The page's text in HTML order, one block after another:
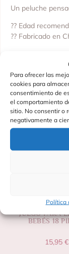
Para ofrecer las
cookies para
consentimiento de
el comportamiento
sitio. No consentir o
negativamente a
Política
Un peluche
?? Edad
?? Fabricado en
Productos
JUEGO PARA
BEBÉS 18
15,95 €